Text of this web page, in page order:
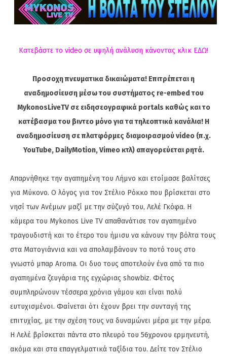
Κατεβάστε το video σε υψηλή ανάλυση κάνοντας κλικ ΕΔΩ!
Προσοχη πνευματικα δικαιώματα! Επιτρέπεται η
αναδημοσίευση μέσω του συστήματος re-embed του
MykonosLiveTV σε ειδησεογραφικά portals καθώς και το
κατέβασμα του βιντεο μόνο για τα τηλεοπτικά κανάλια! Η
αναδημοσίευση σε πλατφόρμες διαμοιρασμού video (π.χ.
YouTube, DailyMotion, Vimeo κτλ) απαγορεύεται ρητά.
Απαρνήθηκε την αγαπημένη του Λήμνο και ετοίμασε βαλίτσες
για Μύκονο. Ο λόγος για τον Στέλιο Ρόκκο που βρίσκεται στο
νησί των Ανέμων μαζί με την σύζυγό του, Λελέ Γκόφα. Η
κάμερα του Mykonos Live TV απαθανάτισε τον αγαπημένο
τραγουδιστή και το έτερο του ήμισυ να κάνουν την βόλτα τους
στα Ματογιάννια και να απολαμβάνουν το ποτό τους στο
γνωστό μπαρ Aroma. Οι δυο τους αποτελούν ένα από τα πιο
αγαπημένα ζευγάρια της εγχώριας showbiz. Φέτος
συμπληρώνουν τέσσερα χρόνια γάμου και είναι πολύ
ευτυχισμένοι. Φαίνεται ότι έχουν βρει την συνταγή της
επιτυχίας, με την σχέση τους να δυναμώνει μέρα με την μέρα.
Η Λελέ βρίσκεται πάντα στο πλευρό του 56χρονου ερμηνευτή,
ακόμα και στα επαγγελματικά ταξίδια του. Δείτε τον Στέλιο